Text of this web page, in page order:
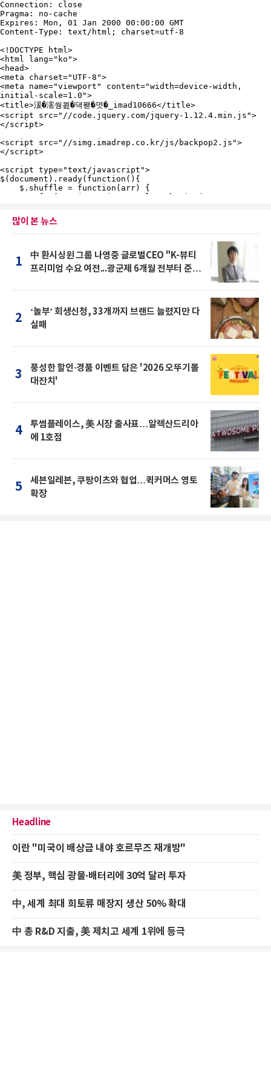
많이 본 뉴스
1
中 환시싱윈 그룹 나영중 글로벌CEO "K-뷰티
프리미엄 수요 여전...광군제 6개월 전부터 준비
2
‘놀부’ 회생신청, 33개까지 브랜드 늘렸지만 다
실패
3
풍성한 할인·경품 이벤트 담은 '2026 오뚜기몰
대잔치'
4
투썸플레이스, 美 시장 출사표…알렉산드리아
에 1호점
5
세븐일레븐, 쿠팡이츠와 협업…퀵커머스 영토
확장
Headline
이란 "미국이 배상금 내야 호르무즈 재개방"
美 정부, 핵심 광물·배터리에 30억 달러 투자
中, 세계 최대 희토류 매장지 생산 50% 확대
中 총 R&D 지출, 美 제치고 세계 1위에 등극